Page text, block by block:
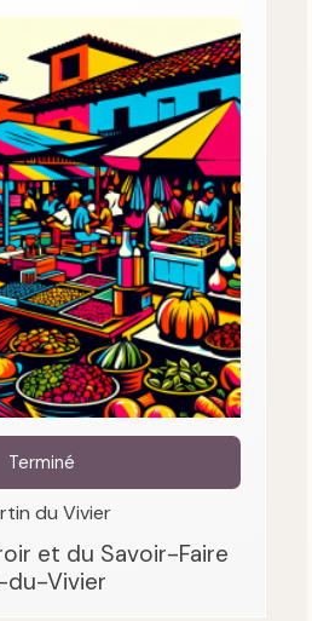
Terminé
du Vivier
et du Savoir-Faire
Vivier